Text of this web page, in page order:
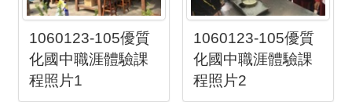
1060123-105優質
化國中職涯體驗課
程照片1
1060123-105優質
化國中職涯體驗課
程照片2